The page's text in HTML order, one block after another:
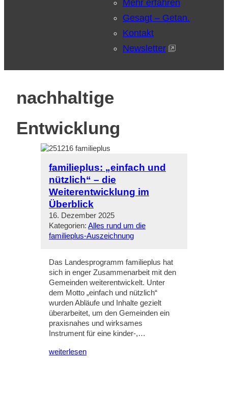
Mehr erfahren
Gesagt – Getan.
Kontakt
Newsletter
nachhaltige
Entwicklung
familieplus: „einfach und
nützlich“ – die
Weiterentwicklung im
Überblick
16. Dezember 2025
Kategorien: Alles rund um die
familieplus-Auszeichnung
Das Landesprogramm familieplus hat
sich in enger Zusammenarbeit mit den
Gemeinden weiterentwickelt. Unter
dem Motto „einfach und nützlich“
wurden Abläufe und Inhalte gezielt
überarbeitet, um den Gemeinden ein
praxisnahes und wirksames
Instrument für eine kinder-,…
weiterlesen